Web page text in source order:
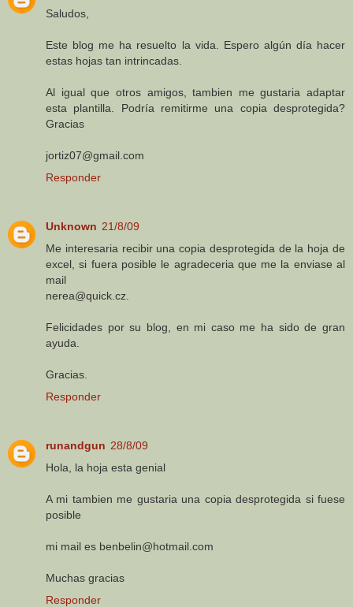
Saludos,
Este blog me ha resuelto la vida. Espero algún día hacer
estas hojas tan intrincadas.
Al igual que otros amigos, tambien me gustaria adaptar
esta plantilla. Podría remitirme una copia desprotegida?
Gracias
jortiz07@gmail.com
Responder
Unknown 21/8/09
Me interesaria recibir una copia desprotegida de la hoja de
excel, si fuera posible le agradeceria que me la enviase al
mail
nerea@quick.cz.
Felicidades por su blog, en mi caso me ha sido de gran
ayuda.
Gracias.
Responder
runandgun 28/8/09
Hola, la hoja esta genial
A mi tambien me gustaria una copia desprotegida si fuese
posible
mi mail es benbelin@hotmail.com
Muchas gracias
Responder